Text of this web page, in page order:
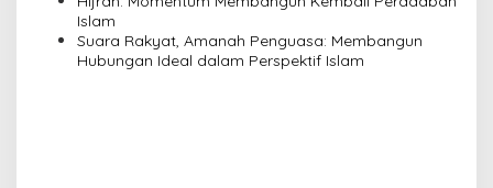
Islam
Suara Rakyat, Amanah Penguasa: Membangun
Hubungan Ideal dalam Perspektif Islam